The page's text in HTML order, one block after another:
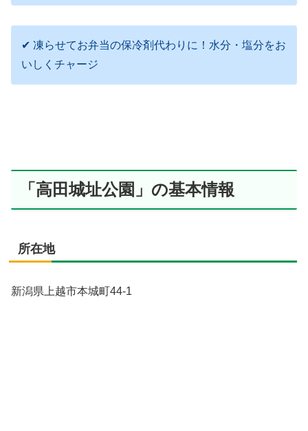
✔ 凍らせてお弁当の保冷剤代わりに！水分・塩分をお
いしくチャージ
「高田城址公園」の基本情報
所在地
新潟県上越市本城町44-1